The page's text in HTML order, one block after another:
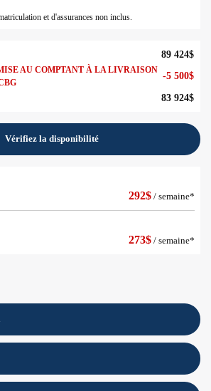
et d'assurances non inclus.
89 424$
AU COMPTANT À LA LIVRAISON
-5 500$
83 924$
Vérifiez la disponibilité
292$ / semaine*
273$ / semaine*